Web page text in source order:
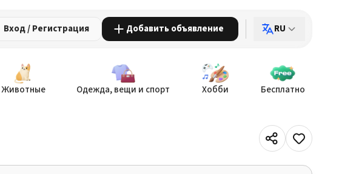
Вход / Регистрация Добавить объявление RU
Животные Одежда, вещи и спорт Хобби Бесплатно